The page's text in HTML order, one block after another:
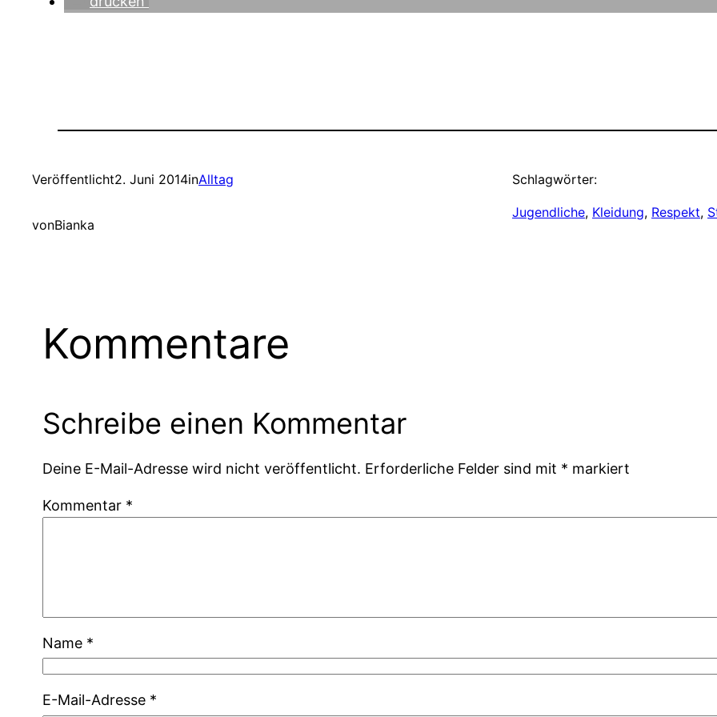
Veröffentlicht2. Juni 2014inAlltag
vonBianka
Schlagwörter:
Jugendliche, Kleidung, Respekt,
Kommentare
Schreibe einen Kommentar
Deine E-Mail-Adresse wird nicht veröffentlicht. Erforderliche Felder sind mit * markiert
Kommentar *
Name *
E-Mail-Adresse *